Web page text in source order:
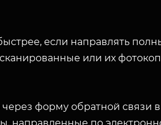
если направлять
или их
форму обратной связи